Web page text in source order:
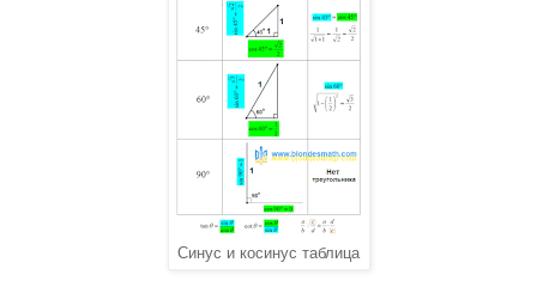
Синус и косинус таблица